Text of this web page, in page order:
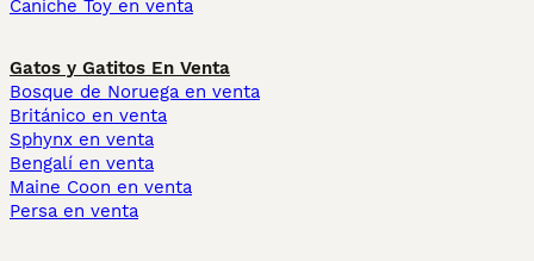
Caniche Toy en venta
Gatos y Gatitos En Venta
Bosque de Noruega en venta
Británico en venta
Sphynx en venta
Bengalí en venta
Maine Coon en venta
Persa en venta